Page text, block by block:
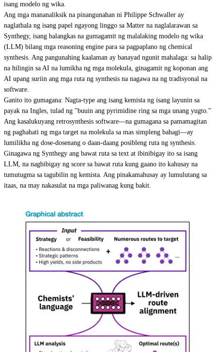
isang modelo ng wika.
Ang mga mananaliksik na pinangunahan ni Philippe Schwaller ay
naglathala ng isang papel ngayong linggo sa Matter na naglalarawan sa
Synthegy, isang balangkas na gumagamit ng malalaking modelo ng wika
(LLM) bilang mga reasoning engine para sa pagpaplano ng chemical
synthesis. Ang pangunahing kaalaman ay banayad ngunit mahalaga: sa halip
na hilingin sa AI na lumikha ng mga molekula, ginagamit ng koponan ang
AI upang suriin ang mga ruta ng synthesis na nagawa na ng tradisyonal na
software.
Ganito ito gumagana: Nagta-type ang isang kemista ng isang layunin sa
payak na Ingles, tulad ng "buuin ang pyrimidine ring sa mga unang yugto."
Ang kasalukuyang retrosynthesis software—na gumagana sa pamamagitan
ng paghahati ng mga target na molekula sa mas simpleng bahagi—ay
lumilikha ng dose-dosenang o daan-daang posibleng ruta ng synthesis.
Ginagawa ng Synthegy ang bawat ruta sa text at ibinibigay ito sa isang
LLM, na nagbibigay ng score sa bawat ruta kung gaano ito kahusay na
tumutugma sa tagubilin ng kemista. Ang pinakamahusay ay lumulutang sa
itaas, na may nakasulat na mga paliwanag kung bakit.